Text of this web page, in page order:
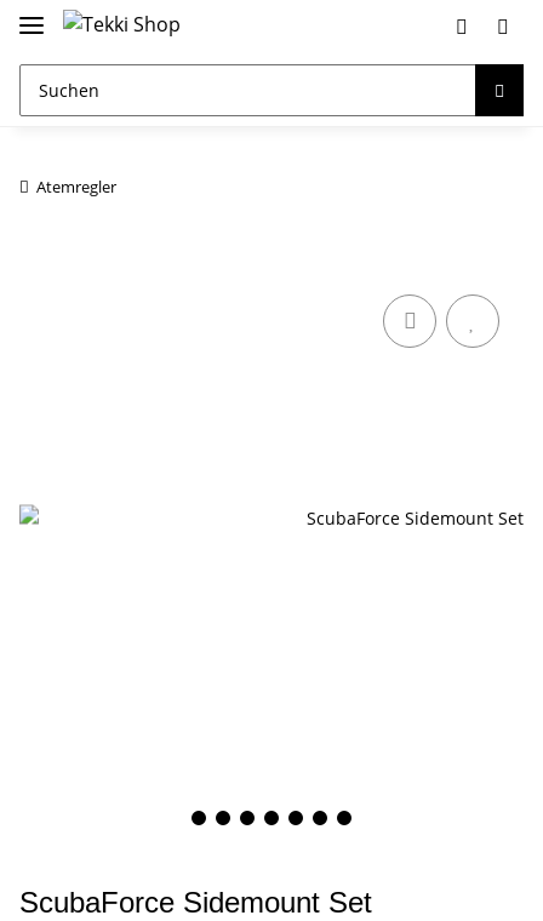
Atemregler
ScubaForce Sidemount Set